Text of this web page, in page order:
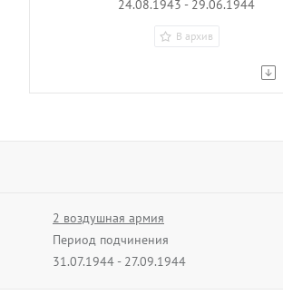
24.08.1943 - 29.06.1944
В архив
2 воздушная армия
Период подчинения
31.07.1944 - 27.09.1944